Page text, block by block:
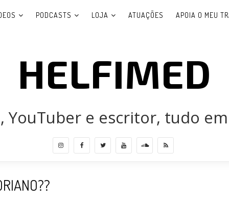
PODCASTS LOJA ATUAÇÕES APOIA O MEU
HELFIMED
YouTuber e escritor, tudo